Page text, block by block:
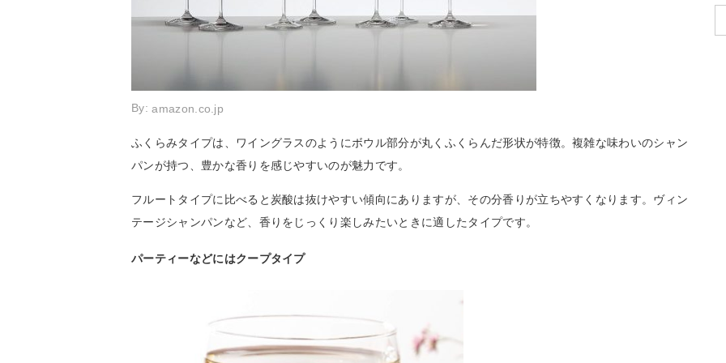
By:amazon.co.jp
ふくらみタイプは、ワイングラスのようにボウル部分が丸くふくらんだ形状が特徴。複雑な味わいのシャン
パンが持つ、豊かな香りを感じやすいのが魅力です。
フルートタイプに比べると炭酸は抜けやすい傾向にありますが、その分香りが立ちやすくなります。ヴィン
テージシャンパンなど、香りをじっくり楽しみたいときに適したタイプです。
パーティーなどにはクープタイプ